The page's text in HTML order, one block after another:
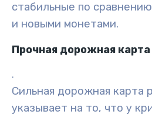
стабильные по
и новыми монетами.
Прочная дорожная
.
Сильная дорожная карта
указывает на то, что у